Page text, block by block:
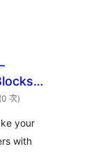
(0 次評
分
數
)
your
with